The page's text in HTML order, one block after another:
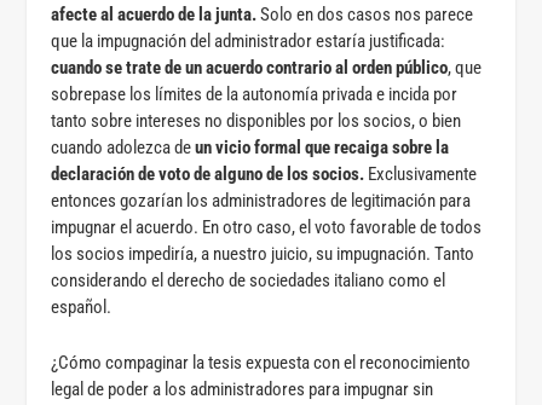
afecte al acuerdo de la junta.Solo en dos casos nos parece
que la impugnación del administrador estaría justificada:
cuando se trate de un acuerdo contrario al orden público, que
sobrepase los límites de la autonomía privada e incida por
tanto sobre intereses no disponibles por los socios, o bien
cuando adolezca deun vicio formal que recaiga sobre la
declaración de voto de alguno de los socios. Exclusivamente
entonces gozarían los administradores de legitimación para
impugnar el acuerdo. En otro caso, el voto favorable de todos
los socios impediría, a nuestro juicio, su impugnación. Tanto
considerando el derecho de sociedades italiano como el
español.
¿Cómo compaginar la tesis expuesta con el reconocimiento
legal de poder a los administradores para impugnar sin